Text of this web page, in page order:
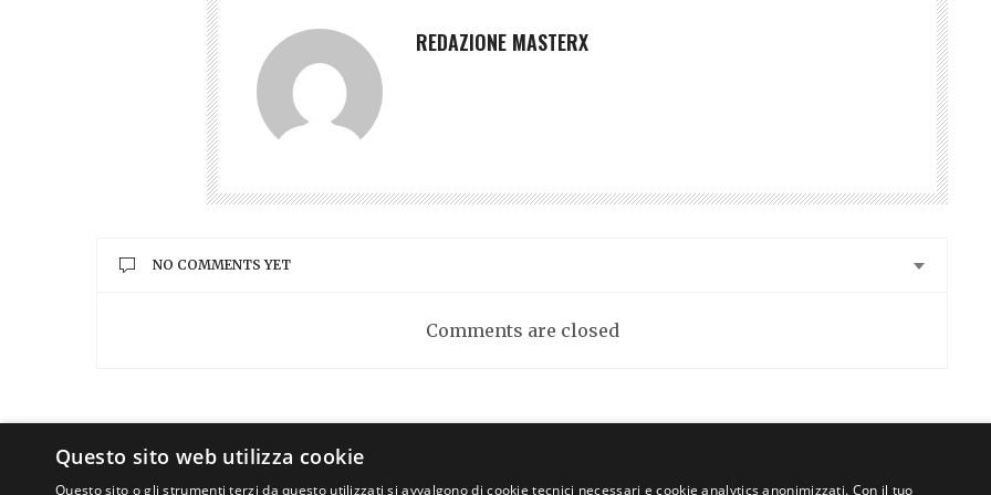
REDAZIONE MASTERX
NO COMMENTS YET
Comments are closed
Questo sito web utilizza cookie
Questo sito o gli strumenti terzi da questo utilizzati si avvalgono di cookie tecnici necessari e cookie analytics anonimizzati. Con il tuo